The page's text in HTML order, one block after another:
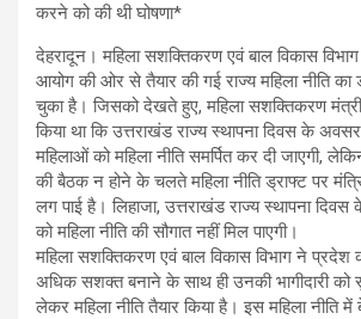
करने को की थी घोषणा*
देहरादून। महिला सशक्तिकरण एवं बाल विकास
आयोग की ओर से तैयार की गई राज्य महिला नीति का
चुका है। जिसको देखते हुए, महिला सशक्तिकरण मंत्री
किया था कि उत्तराखंड राज्य स्थापना दिवस के
महिलाओं को महिला नीति समर्पित कर दी जाएगी,
की बैठक न होने के चलते महिला नीति ड्राफ्ट पर
लग पाई है। लिहाजा, उत्तराखंड राज्य स्थापना
को महिला नीति की सौगात नहीं मिल पाएगी।
महिला सशक्तिकरण एवं बाल विकास विभाग ने
अधिक सशक्त बनाने के साथ ही उनकी भागीदारी को
लेकर महिला नीति तैयार किया है। इस महिला